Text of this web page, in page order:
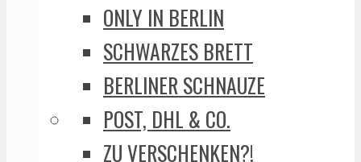
ONLY IN BERLIN
SCHWARZES BRETT
BERLINER SCHNAUZE
POST, DHL & CO.
ZU VERSCHENKEN?!